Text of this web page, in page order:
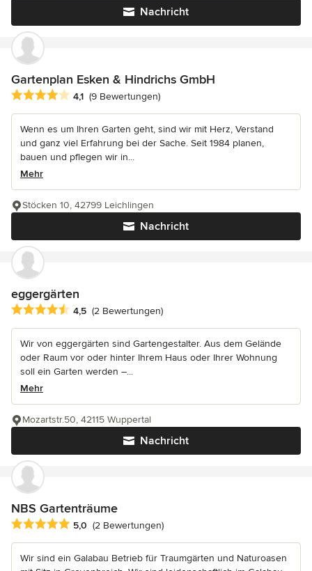
Nachricht
Gartenplan Esken & Hindrichs GmbH
Durchschnittliche Bewertung: 4.1 von 5 Sternen
4,1 (9 Bewertungen)
Wenn es um Ihren Garten geht, sind wir mit Herz, Verstand
und ganz viel Erfahrung bei der Sache. Seit 1984 planen,
bauen und pflegen wir in...
Mehr
Nachricht
Stöcken 10, 42799 Leichlingen
eggergärten
Durchschnittliche Bewertung: 4.5 von 5 Sternen
4,5 (2 Bewertungen)
Wir von eggergärten sind Gartengestalter. Aus dem Gelände
oder Raum vor oder hinter Ihrem Haus oder Ihrer Wohnung
soll ein Garten werden –...
Mehr
Nachricht
Mozartstr.50, 42115 Wuppertal
NBS Gartenträume
Durchschnittliche Bewertung: 5 von 5 Sternen
5,0 (2 Bewertungen)
Wir sind ein Galabau Betrieb für Traumgärten und Naturoasen